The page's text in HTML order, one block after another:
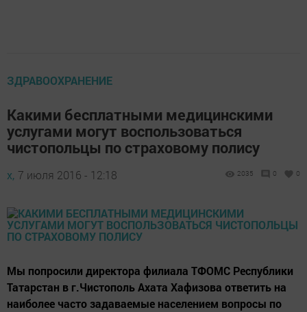
ЗДРАВООХРАНЕНИЕ
Какими бесплатными медицинскими
услугами могут воспользоваться
чистопольцы по страховому полису
х, 7 июля 2016 - 12:18 2035 0 0
Мы попросили директора филиала ТФОМС Республики
Татарстан в г.Чистополь Ахата Хафизова ответить на
наиболее часто задаваемые населением вопросы по